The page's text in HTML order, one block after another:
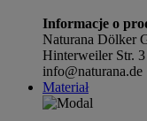
Informacje o
Naturana Dölker
Hinterweiler Str.
info@naturana.de
Materiał